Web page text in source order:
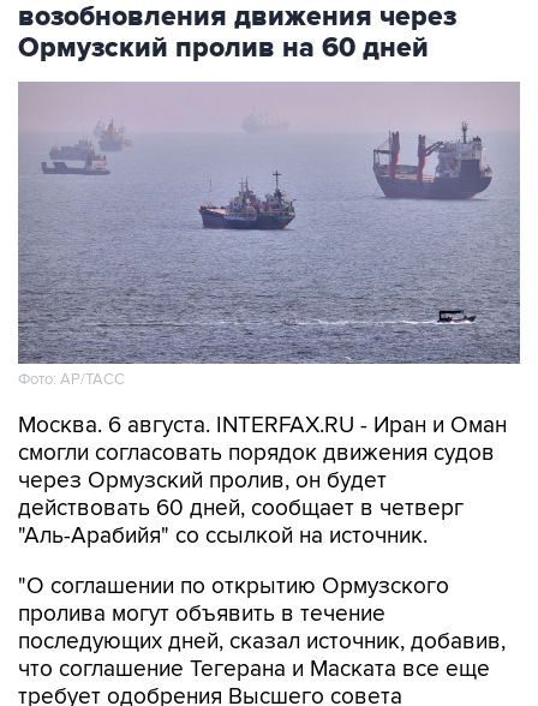
возобновления движения через
Ормузский пролив на 60 дней
Фото: AP/ТАСС
Москва. 6 августа. INTERFAX.RU - Иран и Оман
смогли согласовать порядок движения судов
через Ормузский пролив, он будет
действовать 60 дней, сообщает в четверг
"Аль-Арабийя" со ссылкой на источник.
"О соглашении по открытию Ормузского
пролива могут объявить в течение
последующих дней, сказал источник, добавив,
что соглашение Тегерана и Маската все еще
требует одобрения Высшего совета